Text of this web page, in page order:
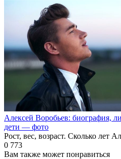
Алексей Воробьев: биография,
дети — фото
Рост, вес, возраст. Сколько лет
0 773
Вам также может понравиться